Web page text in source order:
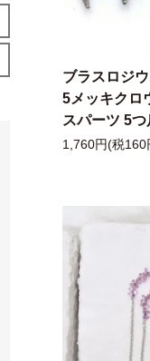
ブラスロジ
5メッキクロ
スパーツ 5つ
1,760円(税160